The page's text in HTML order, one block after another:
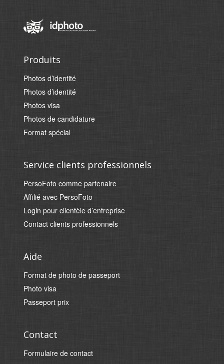
Produits
Photos d’identité
Photos d’identité
Photos visa
Photos de candidature
Format spécial
Service clients professionnels
PersoFoto comme partenaire
Affilié avec PersoFoto
Login pour clientèle d’entreprise
Contact clients professionnels
Aide
Format de photo de passeport
Photo visa
Passeport prix
Contact
Formulaire de contact